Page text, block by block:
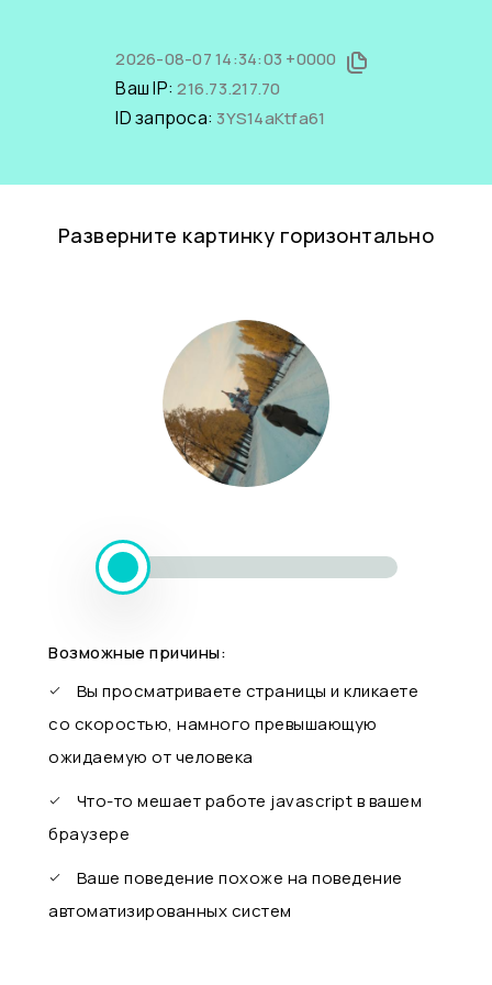
2026-08-07 14:34:03 +0000
Ваш IP:216.73.217.70
ID запроса: 3YS14aKtfa61
Разверните картинку горизонтально
Возможные причины:
Вы просматриваете страницы и кликаете
со скоростью, намного превышающую
ожидаемую от человека
Что-то мешает работе javascript в вашем
браузере
Ваше поведение похоже на поведение
автоматизированных систем